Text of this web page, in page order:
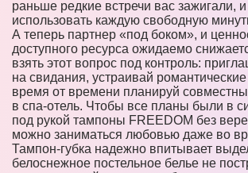
раньше редкие встречи вас зажигали,
использовать каждую свободную
А теперь партнер «под боком», и
доступного ресурса ожидаемо
взять этот вопрос под контроль:
на свидания, устраивай
время от времени планируй
в спа-отель. Чтобы все планы были в
под рукой тампоны FREEDOM без
можно заниматься любовью даже во
Тампон-губка надежно впитывает
белоснежное постельное белье не